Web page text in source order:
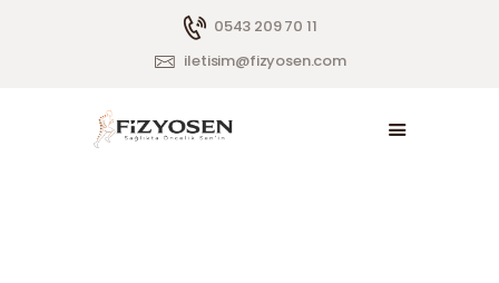
0543 209 70 11
iletisim@fizyosen.com
ANASAYFA